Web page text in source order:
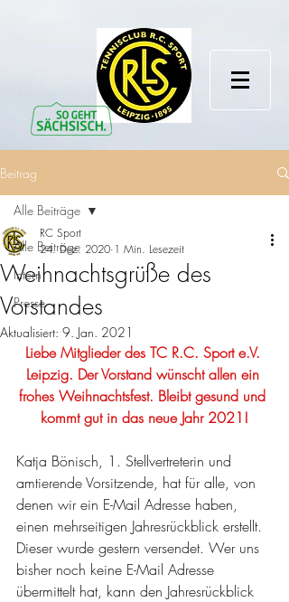
Beitrag
Alle Beiträge
Intern
Presse
Alle Beiträge
Weihnachtsgrüße des
Vorstandes
RC Sport
24. Dez. 2020 1 Min. Lesezeit
Aktualisiert: 9. Jan. 2021
Liebe Mitglieder des TC R.C. Sport e.V.
Leipzig. Der Vorstand wünscht allen ein
frohes Weihnachtsfest. Bleibt gesund und
kommt gut in das neue Jahr 2021!
Katja Bönisch, 1. Stellvertreterin und
amtierende Vorsitzende, hat für alle, von
denen wir ein E-Mail Adresse haben,
einen mehrseitigen Jahresrückblick erstellt.
Dieser wurde gestern versendet. Wer uns
bisher noch keine E-Mail Adresse
übermittelt hat, kann den Jahresrückblick